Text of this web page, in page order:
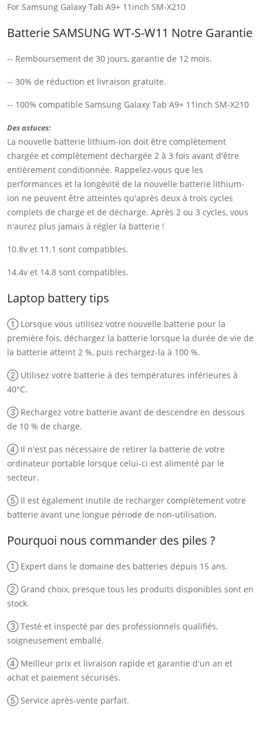
For Samsung Galaxy Tab A9+ 11inch SM-X210
Batterie SAMSUNG WT-S-W11 Notre Garantie
-- Remboursement de 30 jours, garantie de 12 mois.
-- 30% de réduction et livraison gratuite.
-- 100% compatible Samsung Galaxy Tab A9+ 11inch SM-X210
Des astuces:
La nouvelle batterie lithium-ion doit être complètement
chargée et complètement déchargée 2 à 3 fois avant d'être
entièrement conditionnée. Rappelez-vous que les
performances et la longévité de la nouvelle batterie lithium-
ion ne peuvent être atteintes qu'après deux à trois cycles
complets de charge et de décharge. Après 2 ou 3 cycles, vous
n'aurez plus jamais à régler la batterie !
10.8v et 11.1 sont compatibles.
14.4v et 14.8 sont compatibles.
Laptop battery tips
① Lorsque vous utilisez votre nouvelle batterie pour la
première fois, déchargez la batterie lorsque la durée de vie de
la batterie atteint 2 %, puis rechargez-la à 100 %.
② Utilisez votre batterie à des températures inférieures à
40°C.
③ Rechargez votre batterie avant de descendre en dessous
de 10 % de charge.
④ Il n'est pas nécessaire de retirer la batterie de votre
ordinateur portable lorsque celui-ci est alimenté par le
secteur.
⑤ Il est également inutile de recharger complètement votre
batterie avant une longue période de non-utilisation.
Pourquoi nous commander des piles ?
① Expert dans le domaine des batteries depuis 15 ans.
② Grand choix, presque tous les produits disponibles sont en
stock.
③ Testé et inspecté par des professionnels qualifiés,
soigneusement emballé.
④ Meilleur prix et livraison rapide et garantie d'un an et
achat et paiement sécurisés.
⑤ Service après-vente parfait.